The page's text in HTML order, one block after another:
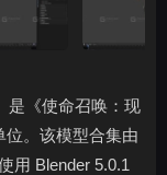
是《使命召唤：现
位。该模型合集由
用 Blender 5.0.1